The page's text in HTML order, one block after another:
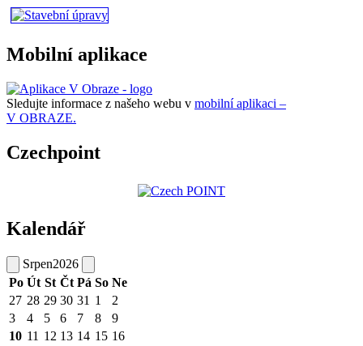
Mobilní aplikace
Sledujte informace z našeho webu v mobilní aplikaci –
V OBRAZE.
Czechpoint
Kalendář
Srpen2026
Po Út St Čt Pá So Ne
27 28 29 30 31 1
2
3
4 5 6 7 8
9
10 11 12 13 14 15 16